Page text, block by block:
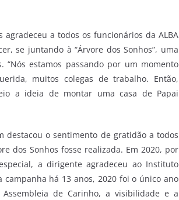
a todos os funcionários da ALBA
se juntando à “Árvore dos Sonhos”, uma
estamos passando por um momento
muitos colegas de trabalho. Então,
a ideia de montar uma casa de Papai
destacou o sentimento de gratidão a todos
dos Sonhos fosse realizada. Em 2020, por
a dirigente agradeceu ao Instituto
há 13 anos, 2020 foi o único ano
de Carinho, a visibilidade e a